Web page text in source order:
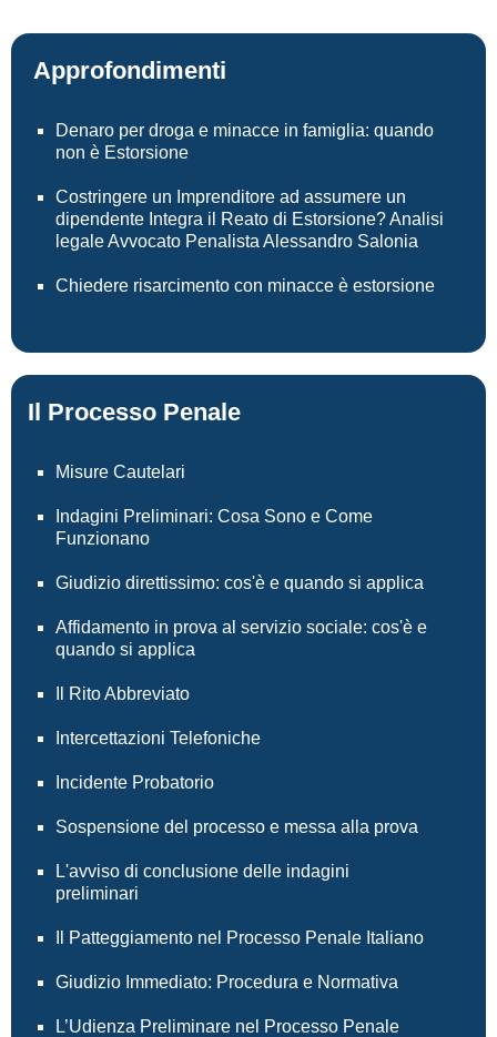
Il Processo Penale
Misure Cautelari
Indagini Preliminari: Cosa Sono e Come
Funzionano
Giudizio direttissimo: cos'è e quando si applica
Affidamento in prova al servizio sociale: cos'è e
quando si applica
Il Rito Abbreviato
Intercettazioni Telefoniche
Incidente Probatorio
Sospensione del processo e messa alla prova
L'avviso di conclusione delle indagini
preliminari
Il Patteggiamento nel Processo Penale Italiano
Giudizio Immediato: Procedura e Normativa
L’Udienza Preliminare nel Processo Penale
Approfondimenti
Denaro per droga e minacce in famiglia: quando
non è Estorsione
Costringere un Imprenditore ad assumere un
dipendente Integra il Reato di Estorsione? Analisi
legale Avvocato Penalista Alessandro Salonia
Chiedere risarcimento con minacce è estorsione